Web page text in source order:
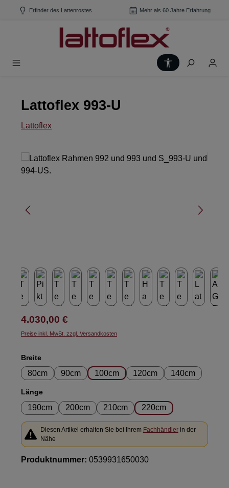
Zum Hauptinhalt springen
Erfinder des Lattenrostes Mehr als 60 Jahre Erfahrung
Lattoflex 993-U
Lattoflex
Bildergalerie überspringen
Regulärer Preis:
4.030,00 €
Preise inkl. MwSt. zzgl. Versandkosten
Breiteauswählen
80cm 90cm 100cm 120cm 140cm
Längeauswählen
190cm 200cm 210cm 220cm
Diesen Artikel erhalten Sie bei Ihrem Fachhändlerin der
Nähe
Produktnummer: 0539931650030